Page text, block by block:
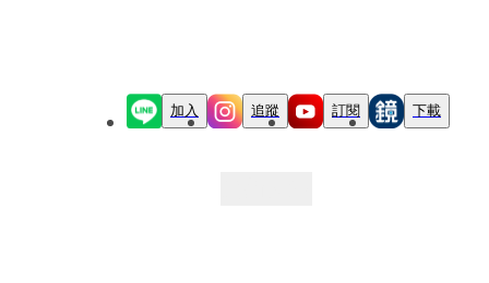
加入 追蹤 訂閱 下載